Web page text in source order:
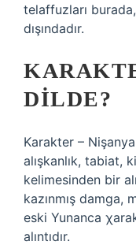
telaffuzları
dışındadır.
DILDE?
Karakter –
alışkanlık, tabiat,
kelimesinden bir
kazınmış damga,
eski Yunanca
alıntıdır.